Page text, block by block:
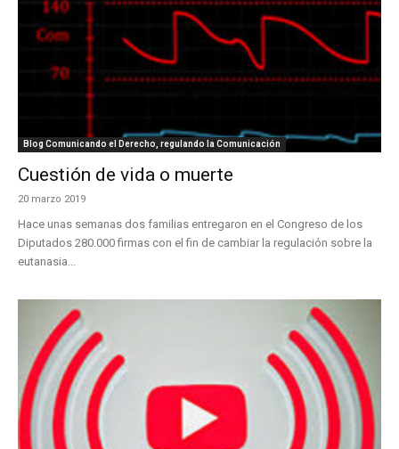
Blog Comunicando el Derecho, regulando la Comunicación
Cuestión de vida o muerte
20 marzo 2019
Hace unas semanas dos familias entregaron en el Congreso de los
Diputados 280.000 firmas con el fin de cambiar la regulación sobre la
eutanasia...